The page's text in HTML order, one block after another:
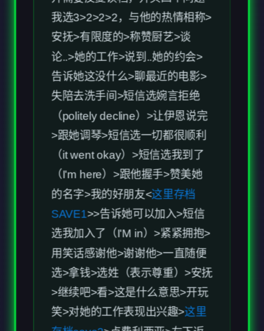
（politely decline）>让伊恩说完
>跟她调琴>短信选一切都很顺利
（it went okay）>短信选我到了
（I'm here）>跟他握手>赞美她
的名字>我的好朋友<这里存档
SAVE1>>告诉她可以加入>短信
选我加入了（I'M in）>紧紧拥抱>
用笑话感谢他>谢谢他>一直随便
选>拿钱>选姓（表示尊重）>安抚
>继续吧>看>这是什么意思>开玩
笑>对她的工作表现出兴趣>这里
存档save2
>点费利西亚>左下返
回>点米娜>点左下>点吧台>点酒
保>一杯樱桃炸弹>点基友（基利
安，人如其名...）>选第一个>点
楼梯>选米娜（这里把我笑死...）